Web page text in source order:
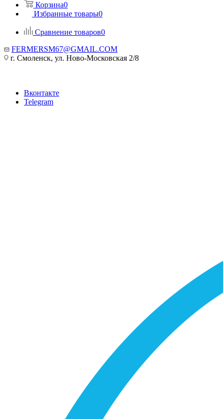
Корзина0
Избранные товары0
Сравнение товаров0
FERMERSM67@GMAIL.COM
г. Смоленск, ул. Ново-Московская 2/8
Вконтакте
Telegram